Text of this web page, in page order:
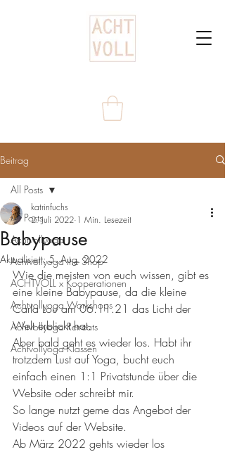
Beitrag
All Posts
Achtvollyoga
Achtvollyoga the Shop
ACHTVOLL x Kooperationen
Achtvollyoga Workshops
Achtvollyoga Retreats
Achtvollyoga Klassen
All Posts
Babypause
katrinfuchs
2. Juli 2022 1 Min. Lesezeit
Aktualisiert:5. Aug. 2022
Wie die meisten von euch wissen, gibt es
eine kleine Babypause, da die kleine
Carla Lou am 06.11.21 das Licht der
Welt erblickt hat.
Aber bald geht es wieder los. Habt ihr
trotzdem Lust auf Yoga, bucht euch
einfach einen 1:1 Privatstunde über die
Website oder schreibt mir.
So lange nutzt gerne das Angebot der
Videos auf der Website.
Ab März 2022 gehts wieder los